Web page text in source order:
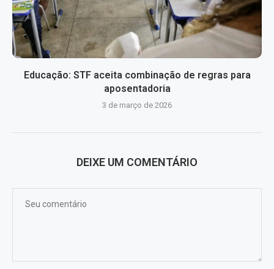
Educação: STF aceita combinação de regras para
aposentadoria
3 de março de 2026
DEIXE UM COMENTÁRIO